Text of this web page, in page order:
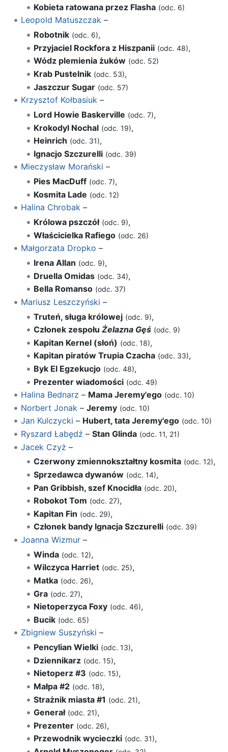
Kobieta ratowana przez Flasha (odc. 6)
Leopold Matuszczak–
Robotnik (odc. 6),
Przyjaciel Rockfora z Hiszpanii (odc. 48),
Wódz plemienia żuków (odc. 52)
Krab Pustelnik (odc. 53),
Jaszczur Sugar (odc. 57)
Krzysztof Kołbasiuk–
Lord Howie Baskerville (odc. 7),
Krokodyl Nochal (odc. 19),
Heinrich (odc. 31),
Ignacjo Szczurelli (odc. 39)
Mieczysław Morański –
Pies MacDuff (odc. 7),
Kosmita Lade (odc. 12)
Halina Chrobak–
Królowa pszczół (odc. 9),
Właścicielka Rafiego (odc. 26)
Małgorzata Dropko –
Irena Allan (odc. 9),
Druella Omidas (odc. 34),
Bella Romanso (odc. 37)
Mariusz Leszczyński –
Truteń, sługa królowej (odc. 9),
Członek zespołuŻelazna Gęś (odc. 9)
Kapitan Kernel (słoń) (odc. 18),
Kapitan piratów Trupia Czacha (odc. 33),
Byk El Egzekucjo (odc. 48),
Prezenter wiadomości (odc. 49)
Halina Bednarz – Mama Jeremy'ego (odc. 10)
Norbert Jonak – Jeremy (odc. 10)
Jan Kulczycki – Hubert, tata Jeremy'ego (odc. 10)
Ryszard Łabędź – Stan Glinda (odc. 11, 21)
Jacek Czyż –
Czerwony zmiennokształtny kosmita (odc. 12),
Sprzedawca dywanów (odc. 14),
Pan Gribbish, szef Knocidła (odc. 20),
Robokot Tom (odc. 27),
Kapitan Fin (odc. 29),
Członek bandy Ignacja Szczurelli (odc. 39)
Joanna Wizmur–
Winda (odc. 12),
Wilczyca Harriet (odc. 25),
Matka (odc. 26),
Gra (odc. 27),
Nietoperzyca Foxy (odc. 46),
Bucik (odc. 65)
Zbigniew Suszyński –
Pencylian Wielki (odc. 13),
Dziennikarz (odc. 15),
Nietoperz #3 (odc. 15),
Małpa #2 (odc. 18),
Strażnik miasta #1 (odc. 21),
Generał (odc. 21),
Prezenter (odc. 26),
Przewodnik wycieczki (odc. 31),